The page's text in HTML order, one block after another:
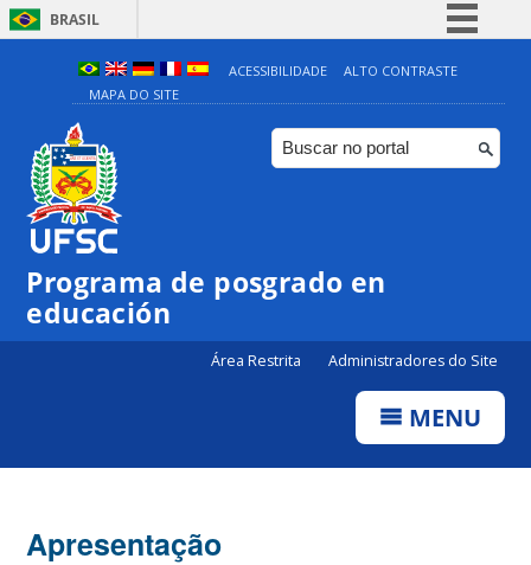
BRASIL
Simplifique!
Comunica BR
Participe
ACESSIBILIDADE
ALTO CONTRASTE
MAPA DO SITE
Programa de posgrado en
educación
Área Restrita Administradores do Site
MENU
Apresentação